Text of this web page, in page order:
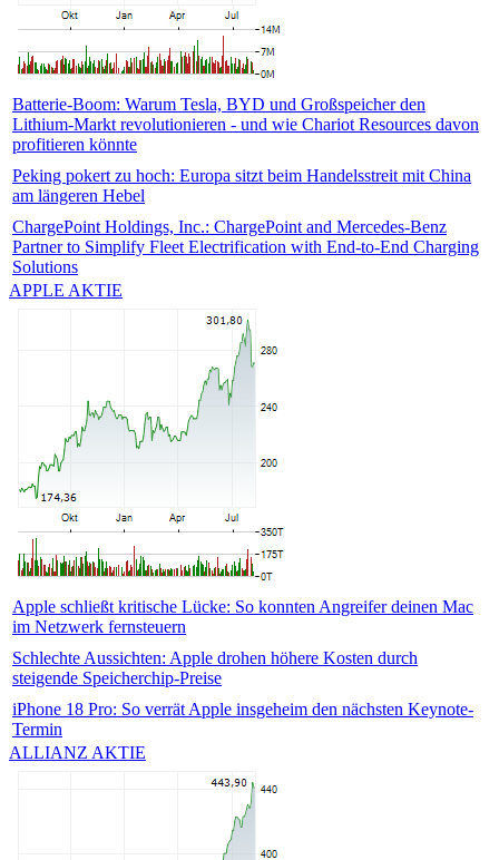
Batterie-Boom: Warum Tesla, BYD und Großspeicher den
Lithium-Markt revolutionieren - und wie Chariot Resources davon
profitieren könnte
Peking pokert zu hoch: Europa sitzt beim Handelsstreit mit China
am längeren Hebel
ChargePoint Holdings, Inc.: ChargePoint and Mercedes-Benz
Partner to Simplify Fleet Electrification with End-to-End Charging
Solutions
APPLE AKTIE
Apple schließt kritische Lücke: So konnten Angreifer deinen Mac
im Netzwerk fernsteuern
Schlechte Aussichten: Apple drohen höhere Kosten durch
steigende Speicherchip-Preise
iPhone 18 Pro: So verrät Apple insgeheim den nächsten Keynote-
Termin
ALLIANZ AKTIE